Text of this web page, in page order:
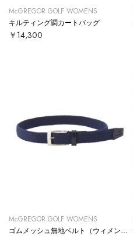
McGREGOR GOLF WOMENS
キルティング調カートバッグ
￥14,300
McGREGOR GOLF WOMENS